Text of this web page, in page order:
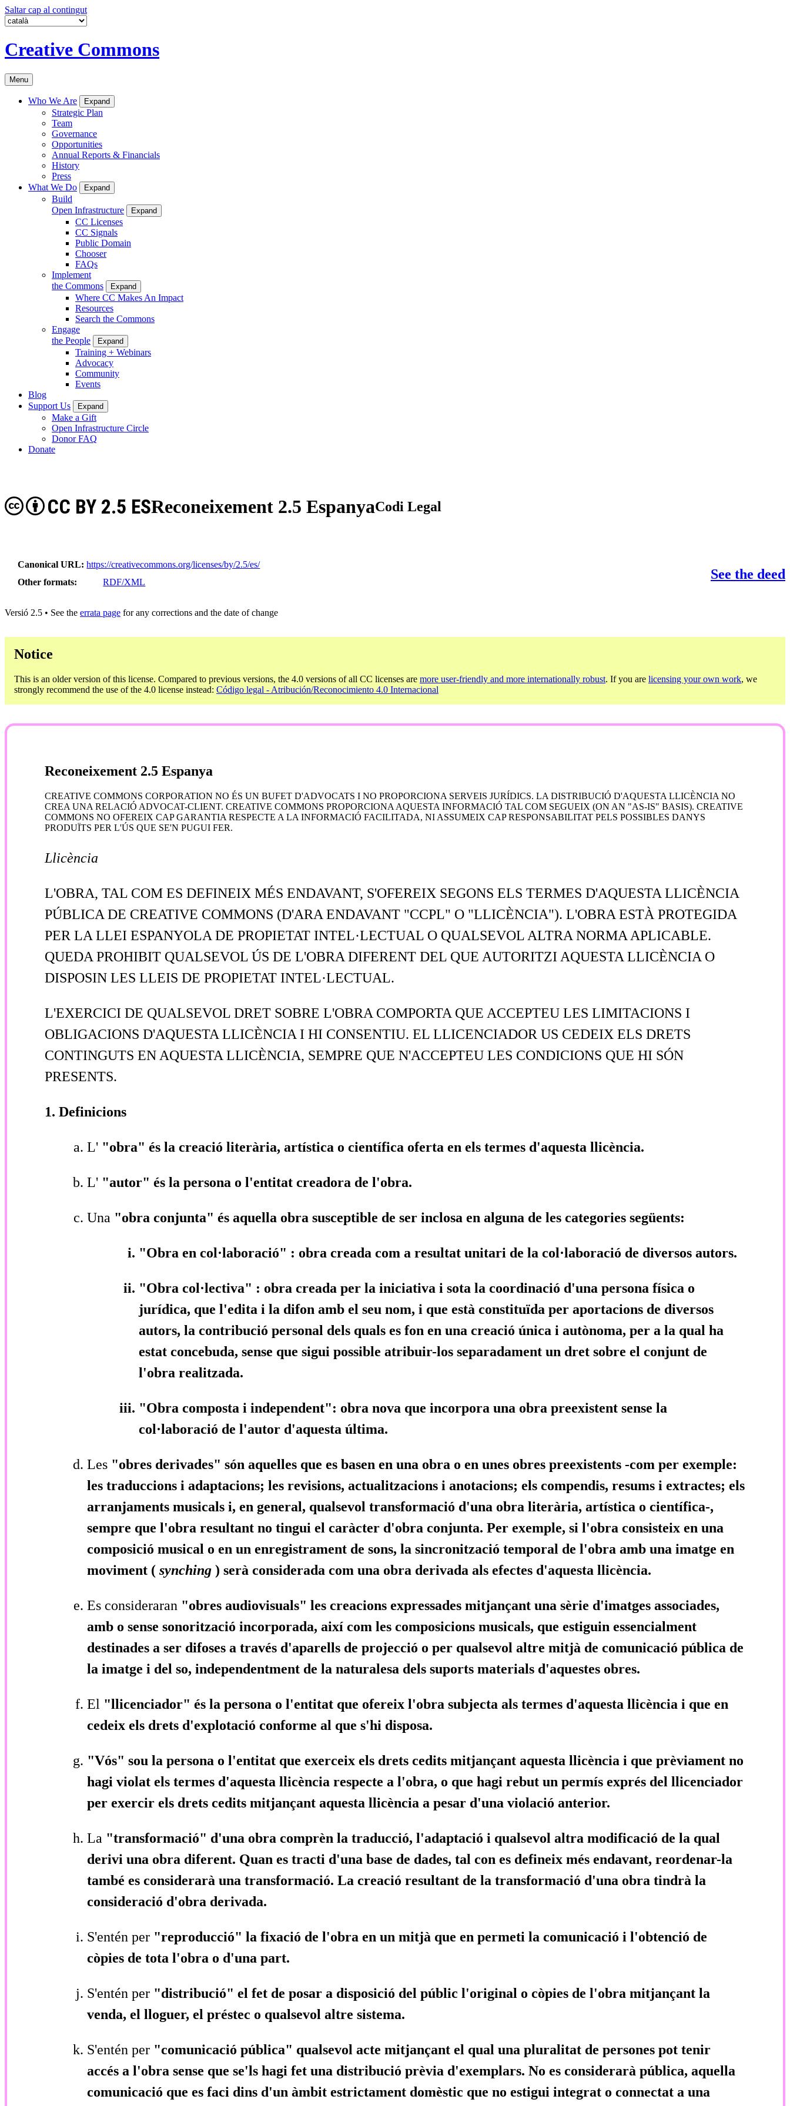
Saltar cap al contingut
Creative Commons
Menu
Who We Are Expand
Strategic Plan
Team
Governance
Opportunities
Annual Reports & Financials
History
Press
What We Do
Expand
Build
Open Infrastructure
Expand
CC Licenses
CC Signals
Public Domain
Chooser
FAQs
Implement
the Commons
Expand
Where CC Makes An Impact
Resources
Search the Commons
Engage
the People
Expand
Training + Webinars
Advocacy
Community
Events
Blog
Support Us
Expand
Make a Gift
Open Infrastructure Circle
Donor FAQ
Donate
Reconeixement 2.5 Espanya
CC BY 2.5 ES Codi Legal
Canonical URL
https://creativecommons.org/licenses/by/2.5/es/
Other formats
RDF/XML
See the deed
Versió 2.5 • See the errata page for any corrections and the date of change
Notice
This is an older version of this license. Compared to previous versions, the 4.0 versions of all CC licenses are more user-friendly and more internationally robust. If you are licensing your own work, we
strongly recommend the use of the 4.0 license instead: Código legal - Atribución/Reconocimiento 4.0 Internacional
Reconeixement 2.5 Espanya
CREATIVE COMMONS CORPORATION NO ÉS UN BUFET D'ADVOCATS I NO PROPORCIONA SERVEIS JURÍDICS. LA DISTRIBUCIÓ D'AQUESTA LLICÈNCIA NO
CREA UNA RELACIÓ ADVOCAT-CLIENT. CREATIVE COMMONS PROPORCIONA AQUESTA INFORMACIÓ TAL COM SEGUEIX (ON AN "AS-IS" BASIS). CREATIVE
COMMONS NO OFEREIX CAP GARANTIA RESPECTE A LA INFORMACIÓ FACILITADA, NI ASSUMEIX CAP RESPONSABILITAT PELS POSSIBLES DANYS
PRODUÏTS PER L'ÚS QUE SE'N PUGUI FER.
Llicència
L'OBRA, TAL COM ES DEFINEIX MÉS ENDAVANT, S'OFEREIX SEGONS ELS TERMES D'AQUESTA LLICÈNCIA
PÚBLICA DE CREATIVE COMMONS (D'ARA ENDAVANT "CCPL" O "LLICÈNCIA"). L'OBRA ESTÀ PROTEGIDA
PER LA LLEI ESPANYOLA DE PROPIETAT INTEL·LECTUAL O QUALSEVOL ALTRA NORMA APLICABLE.
QUEDA PROHIBIT QUALSEVOL ÚS DE L'OBRA DIFERENT DEL QUE AUTORITZI AQUESTA LLICÈNCIA O
DISPOSIN LES LLEIS DE PROPIETAT INTEL·LECTUAL.
L'EXERCICI DE QUALSEVOL DRET SOBRE L'OBRA COMPORTA QUE ACCEPTEU LES LIMITACIONS I
OBLIGACIONS D'AQUESTA LLICÈNCIA I HI CONSENTIU. EL LLICENCIADOR US CEDEIX ELS DRETS
CONTINGUTS EN AQUESTA LLICÈNCIA, SEMPRE QUE N'ACCEPTEU LES CONDICIONS QUE HI SÓN
PRESENTS.
1. Definicions
L' "obra" és la creació literària, artística o científica oferta en els termes d'aquesta llicència.
L' "autor" és la persona o l'entitat creadora de l'obra.
Una "obra conjunta" és aquella obra susceptible de ser inclosa en alguna de les categories següents:
"Obra en col·laboració" : obra creada com a resultat unitari de la col·laboració de diversos autors.
"Obra col·lectiva" : obra creada per la iniciativa i sota la coordinació d'una persona física o
jurídica, que l'edita i la difon amb el seu nom, i que està constituïda per aportacions de diversos
autors, la contribució personal dels quals es fon en una creació única i autònoma, per a la qual ha
estat concebuda, sense que sigui possible atribuir-los separadament un dret sobre el conjunt de
l'obra realitzada.
"Obra composta i independent": obra nova que incorpora una obra preexistent sense la
col·laboració de l'autor d'aquesta última.
Les "obres derivades" són aquelles que es basen en una obra o en unes obres preexistents -com per exemple:
les traduccions i adaptacions; les revisions, actualitzacions i anotacions; els compendis, resums i extractes; els
arranjaments musicals i, en general, qualsevol transformació d'una obra literària, artística o científica-,
sempre que l'obra resultant no tingui el caràcter d'obra conjunta. Per exemple, si l'obra consisteix en una
composició musical o en un enregistrament de sons, la sincronització temporal de l'obra amb una imatge en
moviment ( synching ) serà considerada com una obra derivada als efectes d'aquesta llicència.
Es consideraran "obres audiovisuals" les creacions expressades mitjançant una sèrie d'imatges associades,
amb o sense sonorització incorporada, així com les composicions musicals, que estiguin essencialment
destinades a ser difoses a través d'aparells de projecció o per qualsevol altre mitjà de comunicació pública de
la imatge i del so, independentment de la naturalesa dels suports materials d'aquestes obres.
El "llicenciador" és la persona o l'entitat que ofereix l'obra subjecta als termes d'aquesta llicència i que en
cedeix els drets d'explotació conforme al que s'hi disposa.
"Vós" sou la persona o l'entitat que exerceix els drets cedits mitjançant aquesta llicència i que prèviament no
hagi violat els termes d'aquesta llicència respecte a l'obra, o que hagi rebut un permís exprés del llicenciador
per exercir els drets cedits mitjançant aquesta llicència a pesar d'una violació anterior.
La "transformació" d'una obra comprèn la traducció, l'adaptació i qualsevol altra modificació de la qual
derivi una obra diferent. Quan es tracti d'una base de dades, tal con es defineix més endavant, reordenar-la
també es considerarà una transformació. La creació resultant de la transformació d'una obra tindrà la
consideració d'obra derivada.
S'entén per "reproducció" la fixació de l'obra en un mitjà que en permeti la comunicació i l'obtenció de
còpies de tota l'obra o d'una part.
S'entén per "distribució" el fet de posar a disposició del públic l'original o còpies de l'obra mitjançant la
venda, el lloguer, el préstec o qualsevol altre sistema.
S'entén per "comunicació pública" qualsevol acte mitjançant el qual una pluralitat de persones pot tenir
accés a l'obra sense que se'ls hagi fet una distribució prèvia d'exemplars. No es considerarà pública, aquella
comunicació que es faci dins d'un àmbit estrictament domèstic que no estigui integrat o connectat a una